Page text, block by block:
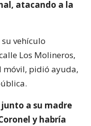
atacando a la
vehículo
Los Molineros,
móvil, pidió ayuda,
a su madre
y habría